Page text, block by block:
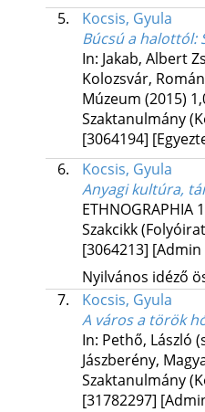
5.
Kocsis, Gyula
Búcsú a halottól:
In: Jakab, Albert
Kolozsvár,
Múzeum (2015)
Szaktanulmány
[3064194]
6.
Kocsis, Gyula
Anyagi kultúra,
ETHNOGRAPHIA
Szakcikk
[3064213]
Nyilvános idéző
7.
Kocsis, Gyula
A város a török
In: Pethő, László
Jászberény,
Szaktanulmány
[31782297]